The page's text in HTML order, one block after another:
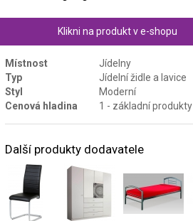
Klikni na produkt v e-shopu
Místnost
Jídelny
Typ
Jídelní židle a lavice
Styl
Moderní
Cenová hladina
1 - základní produkty
Další produkty dodavatele